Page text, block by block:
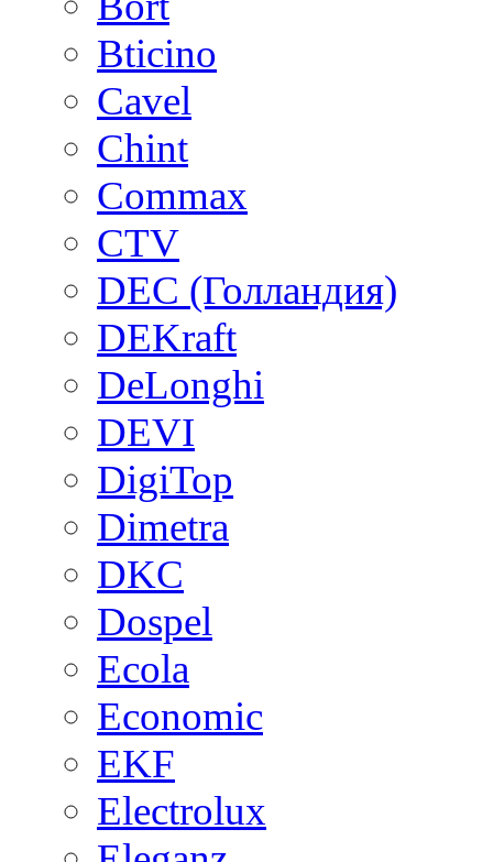
Bticino
Cavel
Chint
Commax
CTV
DEC (Голландия)
DEKraft
DeLonghi
DEVI
DigiTop
Dimetra
DKC
Dospel
Ecola
Economic
EKF
Electrolux